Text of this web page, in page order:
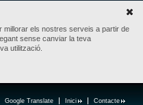
millorar els nostres serveis a partir de
sense canviar la teva
utilització.
Contacte
Inici
Google Translate